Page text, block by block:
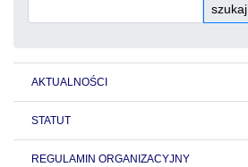
szukaj
AKTUALNOŚCI
STATUT
REGULAMIN ORGANIZACYJNY